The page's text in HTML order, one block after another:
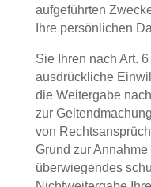
aufgeführten
Ihre persönlichen
Sie Ihren nach Art.
ausdrückliche
die Weitergabe
zur
von
Grund zur
überwiegendes